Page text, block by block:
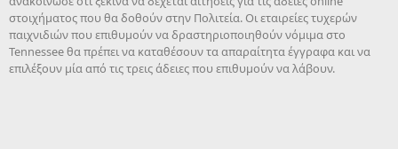
στοιχήματος που θα δοθούν στην Πολιτεία. Οι εταιρείες τυχερών
παιχνιδιών που επιθυμούν να δραστηριοποιηθούν νόμιμα στο
Tennessee θα πρέπει να καταθέσουν τα απαραίτητα έγγραφα και να
επιλέξουν μία από τις τρεις άδειες που επιθυμούν να λάβουν.